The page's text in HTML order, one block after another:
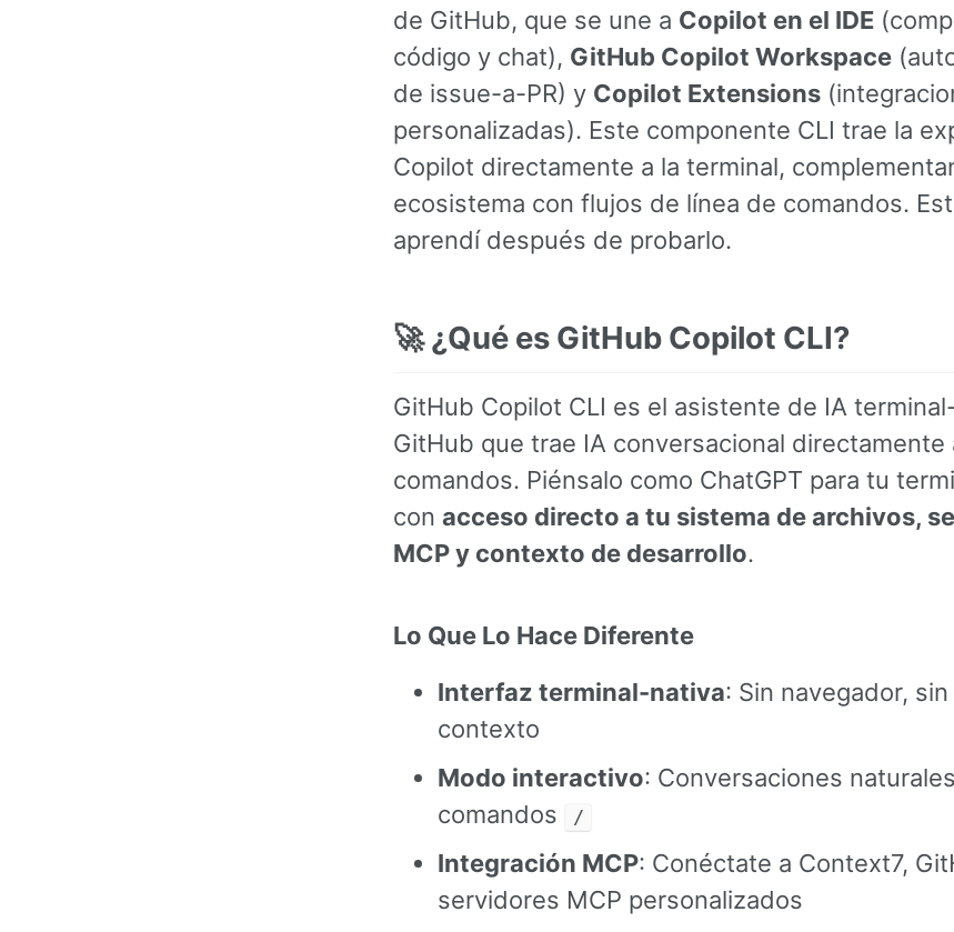
de GitHub, que se une a Copilot en el IDE
código y chat), GitHub Copilot Workspace
de issue-a-PR) y Copilot Extensions
personalizadas). Este componente CLI trae la
Copilot directamente a la terminal,
ecosistema con flujos de línea de comandos.
aprendí después de probarlo.
🚀 ¿Qué es GitHub Copilot CLI?
GitHub Copilot CLI es el asistente de IA
GitHub que trae IA conversacional directamente
comandos. Piénsalo como ChatGPT para tu
con acceso directo a tu sistema de archivos,
MCP y contexto de desarrollo.
Lo Que Lo Hace Diferente
Interfaz terminal-nativa: Sin navegador,
contexto
Modo interactivo: Conversaciones
comandos
/
Integración MCP: Conéctate a Context7,
servidores MCP personalizados